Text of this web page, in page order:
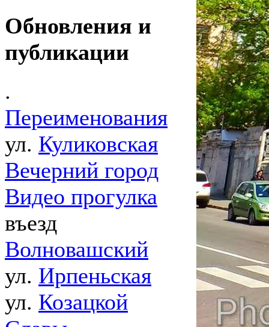
Обновления и
публикации
.
Переименования
ул. Куликовская
Вечерний город
Видео прогулка
въезд
Волновашский
ул. Ирпеньская
ул. Козацкой